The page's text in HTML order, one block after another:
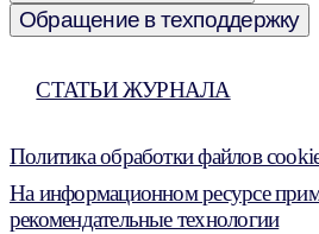
Обращение в техподдержку
СТАТЬИ ЖУРНАЛА
Политика обработки файлов
На информационном ресурсе
рекомендательные технологии